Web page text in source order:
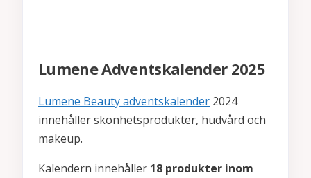
Lumene Adventskalender 2025
Lumene Beauty adventskalender 2024
innehåller skönhetsprodukter, hudvård och
makeup.
Kalendern innehåller 18 produkter inom